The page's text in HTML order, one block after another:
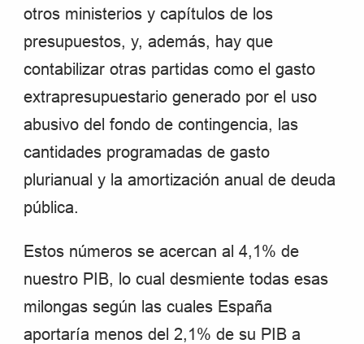
otros ministerios y capítulos de los
presupuestos, y, además, hay que
contabilizar otras partidas como el gasto
extrapresupuestario generado por el uso
abusivo del fondo de contingencia, las
cantidades programadas de gasto
plurianual y la amortización anual de deuda
pública.
Estos números se acercan al 4,1% de
nuestro PIB, lo cual desmiente todas esas
milongas según las cuales España
aportaría menos del 2,1% de su PIB a